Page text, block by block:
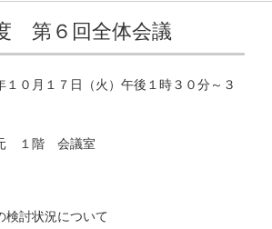
第６回全体会議
０月１７日（火）午後１時３０分～３
１階 会議室
討状況について